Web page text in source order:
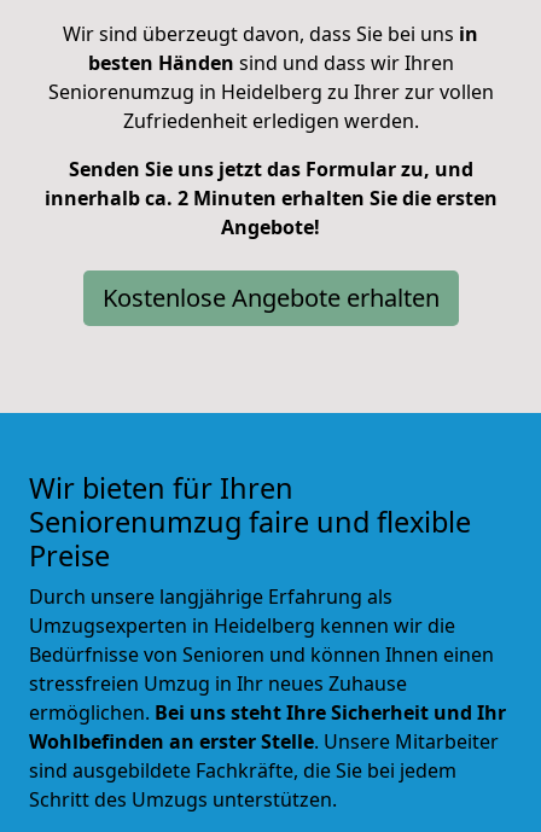
Wir sind überzeugt davon, dass Sie bei uns in
besten Händen sind und dass wir Ihren
Seniorenumzug in Heidelberg zu Ihrer zur vollen
Zufriedenheit erledigen werden.
Senden Sie uns jetzt das Formular zu, und
innerhalb ca. 2 Minuten erhalten Sie die ersten
Angebote!
Kostenlose Angebote erhalten
Wir bieten für Ihren
Seniorenumzug faire und flexible
Preise
Durch unsere langjährige Erfahrung als
Umzugsexperten in Heidelberg kennen wir die
Bedürfnisse von Senioren und können Ihnen einen
stressfreien Umzug in Ihr neues Zuhause
ermöglichen. Bei uns steht Ihre Sicherheit und Ihr
Wohlbefinden an erster Stelle. Unsere Mitarbeiter
sind ausgebildete Fachkräfte, die Sie bei jedem
Schritt des Umzugs unterstützen.